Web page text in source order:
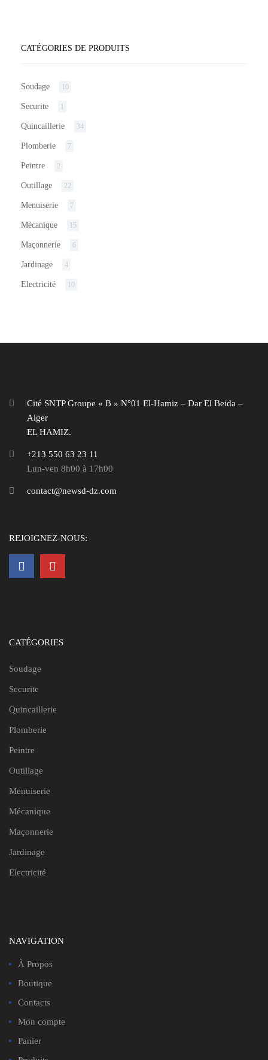
CATÉGORIES DE PRODUITS
Soudage 10
Securite
Quincaillerie 34
Plomberie 7
Peintre 2
Outillage 22
Menuiserie 7
Mécanique 15
Maçonnerie 6
Jardinage 4
Electricité 10
Cité SNTP Groupe « B » N°01 El-Hamiz – Dar El Beida –
Alger
EL HAMIZ.
+213 550 63 23 11
Lun-ven 8h00 à 17h00
contact@newsd-dz.com
REJOIGNEZ-NOUS:
CATÉGORIES
Soudage
Securite
Quincaillerie
Plomberie
Peintre
Outillage
Menuiserie
Mécanique
Maçonnerie
Jardinage
Electricité
NAVIGATION
À Propos
Boutique
Contacts
Mon compte
Panier